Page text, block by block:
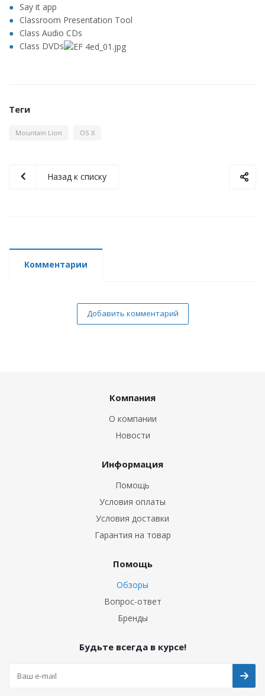
Say it app
Classroom Presentation Tool
Class Audio CDs
Class DVDs
Теги
Mountain Lion OS X
Назад к списку
Комментарии
Добавить комментарий
Компания
О компании
Новости
Информация
Помощь
Условия оплаты
Условия доставки
Гарантия на товар
Помощь
Обзоры
Вопрос-ответ
Бренды
Будьте всегда в курсе!